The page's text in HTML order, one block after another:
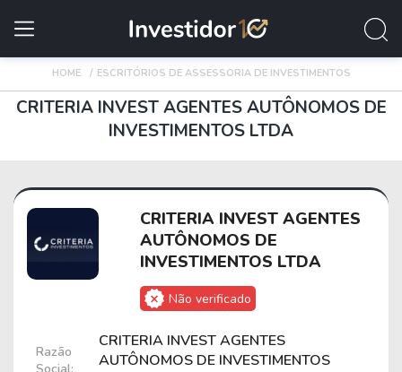
HOME ESCRITÓRIOS DE ASSESSORIA DE INVESTIMENTOS
CRITERIA INVEST AGENTES AUTÔNOMOS DE
INVESTIMENTOS LTDA
CRITERIA INVEST AGENTES
AUTÔNOMOS DE
INVESTIMENTOS LTDA
Não verificado
Razão
CRITERIA INVEST AGENTES
AUTÔNOMOS DE INVESTIMENTOS